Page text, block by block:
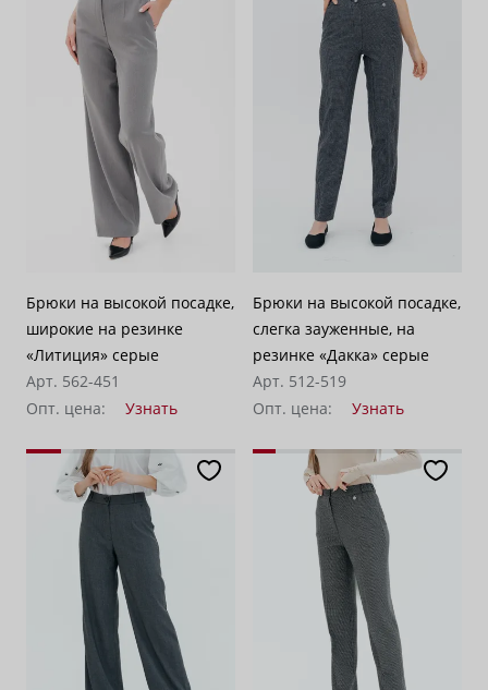
Брюки на высокой посадке,
широкие на резинке
«Литиция» серые
Арт. 562-451
Опт. цена:
Узнать
Брюки на высокой посадке,
слегка зауженные, на
резинке «Дакка» серые
Арт. 512-519
Опт. цена:
Узнать